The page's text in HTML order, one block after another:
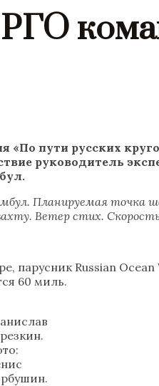
«По пути русских
руководитель
Планируемая
Ветер стих.
парусник Russian
60 миль.